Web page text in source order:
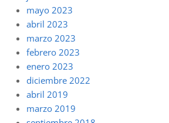
mayo 2023
abril 2023
marzo 2023
febrero 2023
enero 2023
diciembre 2022
abril 2019
marzo 2019